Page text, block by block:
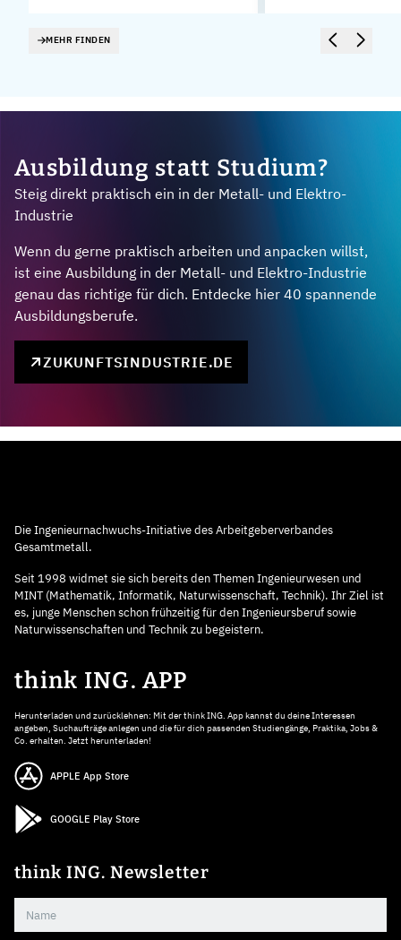
MEHR FINDEN
Ausbildung statt Studium?
Steig direkt praktisch ein in der Metall- und Elektro-
Industrie
Wenn du gerne praktisch arbeiten und anpacken willst,
ist eine Ausbildung in der Metall- und Elektro-Industrie
genau das richtige für dich. Entdecke hier 40 spannende
Ausbildungsberufe.
ZUKUNFTSINDUSTRIE.DE
Die Ingenieurnachwuchs-Initiative des Arbeitgeberverbandes
Gesamtmetall.
Seit 1998 widmet sie sich bereits den Themen Ingenieurwesen und
MINT (Mathematik, Informatik, Naturwissenschaft, Technik). Ihr Ziel ist
es, junge Menschen schon frühzeitig für den Ingenieursberuf sowie
Naturwissenschaften und Technik zu begeistern.
think ING. APP
Herunterladen und zurücklehnen: Mit der think ING. App kannst du deine Interessen
angeben, Suchaufträge anlegen und die für dich passenden Studiengänge, Praktika, Jobs &
Co. erhalten. Jetzt herunterladen!
APPLE App Store
GOOGLE Play Store
think ING. Newsletter